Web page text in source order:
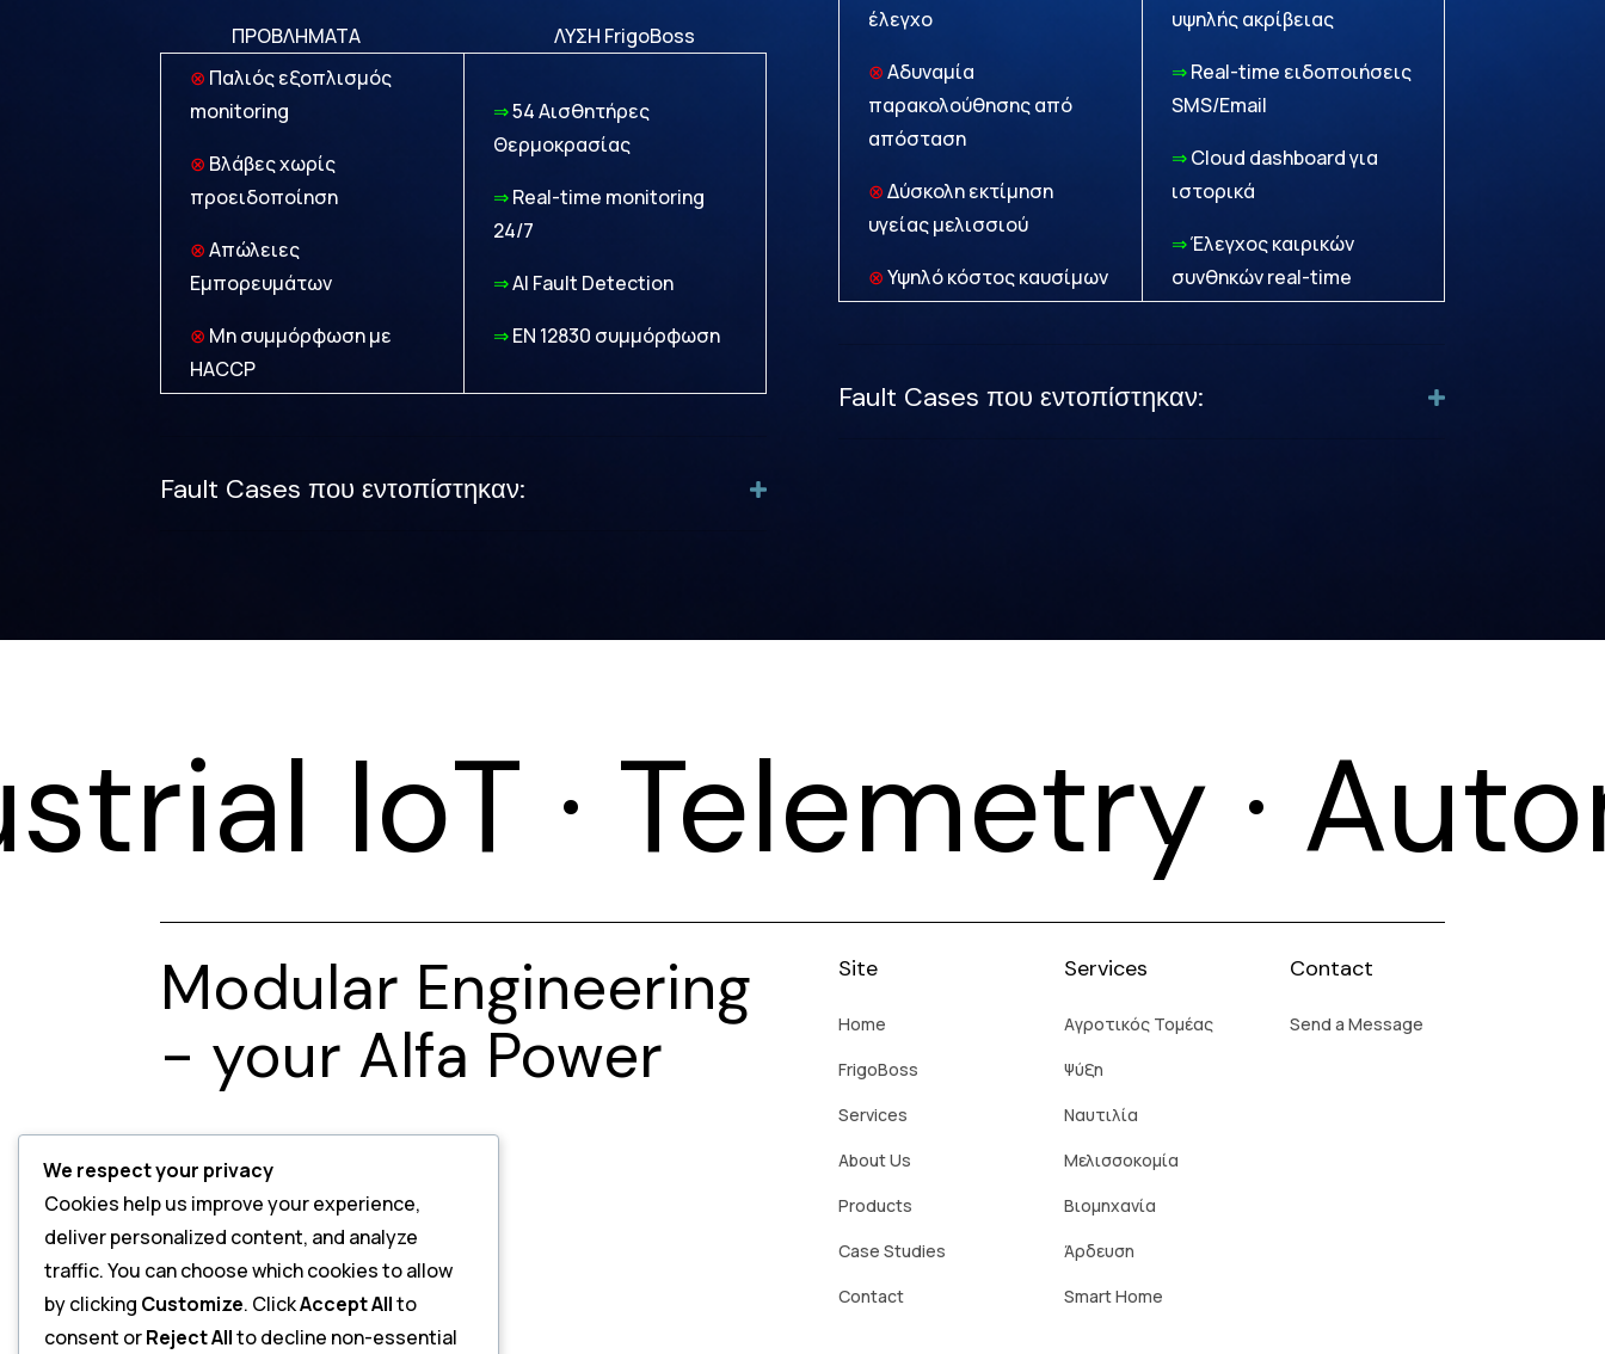
ΠΡΟΒΛΗΜΑΤΑ ΛΥΣΗ FrigoBoss
⊗ Παλιός εξοπλισμός
monitoring
⊗ Βλάβες χωρίς
προειδοποίηση
⊗Απώλειες
Εμπορευμάτων
⊗ Μη συμμόρφωση με
HACCP
⇒54 Αισθητήρες
Θερμοκρασίας
⇒Real-time monitoring
24/7
⇒AI Fault Detection
⇒EN 12830 συμμόρφωση
Fault Cases που εντοπίστηκαν:
έλεγχο
⊗Αδυναμία
παρακολούθησης από
απόσταση
⊗Δύσκολη εκτίμηση
υγείας μελισσιού
⊗Υψηλό κόστος καυσίμων
υψηλής ακρίβειας
⇒ Real-time ειδοποιήσεις
SMS/Email
⇒ Cloud dashboard για
ιστορικά
⇒Έλεγχος καιρικών
συνθηκών real-time
Fault Cases που εντοπίστηκαν:
IoT · Telemetry ·
Modular Engineering
- your Alfa Power
Site
Home
FrigoBoss
Services
About Us
Products
Case Studies
Contact
Services
Aγροτικός Τομέας
Ψύξη
Ναυτιλία
Μελισσοκομία
Βιομηχανία
Άρδευση
Smart Home
Contact
Send a Message
We respect your privacy
Cookies help us improve your experience,
deliver personalized content, and analyze
traffic. You can choose which cookies to allow
by clicking Customize. ClickAccept Allto
consent orReject Allto decline non-essential